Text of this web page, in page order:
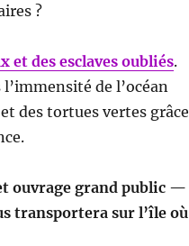
?
et des esclaves oubliés.
de l’océan
des tortues vertes grâce
ouvrage grand public —
transportera sur l’île où